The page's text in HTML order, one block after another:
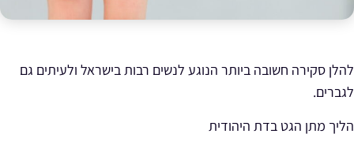
להלן סקירה חשובה ביותר הנוגע לנשים רבות בישראל ולעיתים גם
לגברים.
הליך מתן הגט בדת היהודית